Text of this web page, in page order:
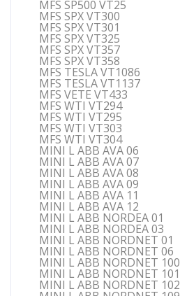
MFS SP500 VT25
MFS SPX VT300
MFS SPX VT301
MFS SPX VT325
MFS SPX VT357
MFS SPX VT358
MFS TESLA VT1086
MFS TESLA VT1137
MFS VETE VT433
MFS WTI VT294
MFS WTI VT295
MFS WTI VT303
MFS WTI VT304
MINI L ABB AVA 06
MINI L ABB AVA 07
MINI L ABB AVA 08
MINI L ABB AVA 09
MINI L ABB AVA 11
MINI L ABB AVA 12
MINI L ABB NORDEA 01
MINI L ABB NORDEA 03
MINI L ABB NORDNET 01
MINI L ABB NORDNET 06
MINI L ABB NORDNET 100
MINI L ABB NORDNET 101
MINI L ABB NORDNET 102